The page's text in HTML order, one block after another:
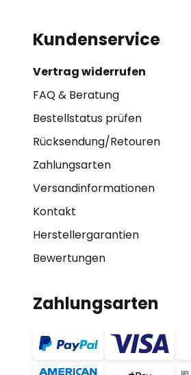
Kundenservice
Vertrag widerrufen
FAQ & Beratung
Bestellstatus prüfen
Rücksendung/Retouren
Zahlungsarten
Versandinformationen
Kontakt
Herstellergarantien
Bewertungen
Zahlungsarten